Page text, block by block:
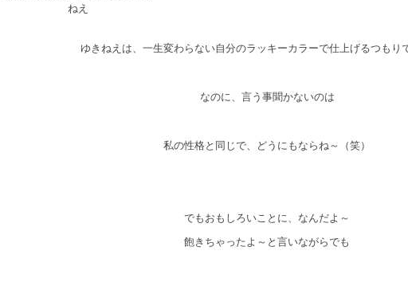
ねえ
ゆきねえは、一生変わらない自分のラッキーカラーで仕上げるつもり
なのに、言う事聞かないのは
私の性格と同じで、どうにもならね～（笑）
でもおもしろいことに、なんだよ～
飽きちゃったよ～と言いながらでも